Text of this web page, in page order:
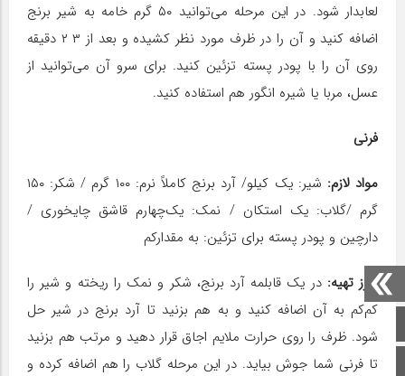
صفحه اصلی
اینستاگرام
لعابدار شود. در این مرحله می‌توانید ۵۰ گرم خامه به شیر برنج
اضافه کنید و آن را در ظرف مورد نظر کشیده و بعد از ۳ ۲ دقیقه
روی آن را با پودر پسته تزئین کنید. برای سرو آن می‌توانید از
عسل، مربا یا شیره انگور هم استفاده کنید.
فرنی
مواد لازم:
شیر: یک کیلو/ آرد برنج کاملاً نرم: ۱۰۰ گرم / شکر: ۱۵۰
گرم /گلاب: یک استکان / نمک: یک‌چهارم قاشق چایخوری /
دارچین و پودر پسته برای تزئین: به مقدارکم
طرز تهیه: در یک قابلمه آرد برنج، شکر و نمک را ریخته و شیر را
کم‌کم به آن اضافه کنید و به هم بزنید تا آرد برنج در شیر حل
شود. ظرف را روی حرارت ملایم اجاق قرار دهید و مرتب هم بزنید
تا فرنی شما جوش بیاید. در این مرحله گلاب را هم اضافه کرده و